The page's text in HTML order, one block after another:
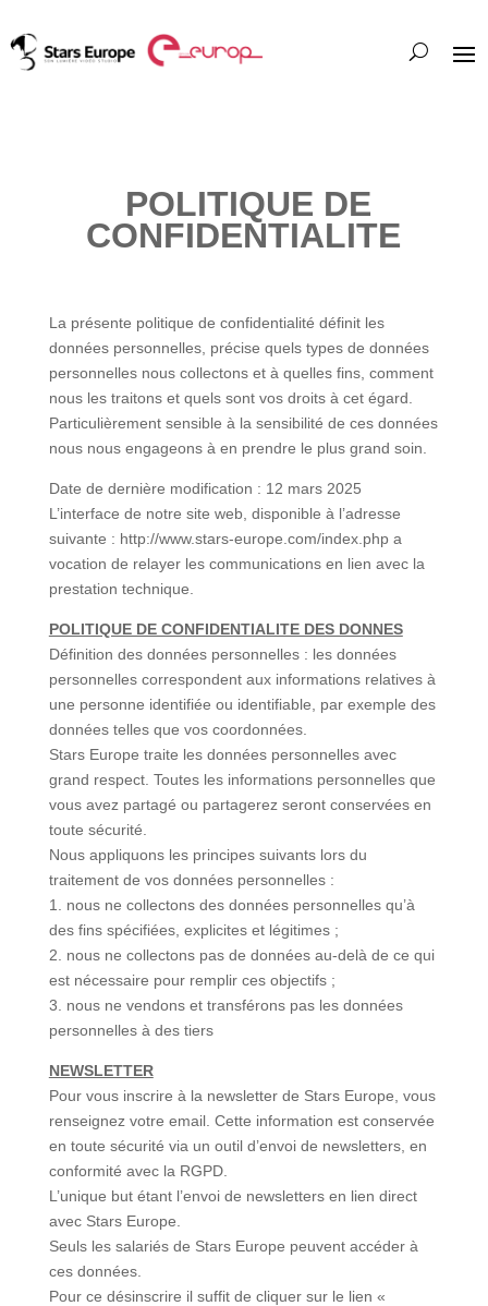
POLITIQUE DE
CONFIDENTIALITE
La présente politique de confidentialité définit les
données personnelles, précise quels types de données
personnelles nous collectons et à quelles fins, comment
nous les traitons et quels sont vos droits à cet égard.
Particulièrement sensible à la sensibilité de ces données
nous nous engageons à en prendre le plus grand soin.
Date de dernière modification : 12 mars 2025
L’interface de notre site web, disponible à l’adresse
suivante : http://www.stars-europe.com/index.php a
vocation de relayer les communications en lien avec la
prestation technique.
POLITIQUE DE CONFIDENTIALITE DES DONNES
Définition des données personnelles : les données
personnelles correspondent aux informations relatives à
une personne identifiée ou identifiable, par exemple des
données telles que vos coordonnées.
Stars Europe traite les données personnelles avec
grand respect. Toutes les informations personnelles que
vous avez partagé ou partagerez seront conservées en
toute sécurité.
Nous appliquons les principes suivants lors du
traitement de vos données personnelles :
1. nous ne collectons des données personnelles qu’à
des fins spécifiées, explicites et légitimes ;
2. nous ne collectons pas de données au-delà de ce qui
est nécessaire pour remplir ces objectifs ;
3. nous ne vendons et transférons pas les données
personnelles à des tiers
NEWSLETTER
Pour vous inscrire à la newsletter de Stars Europe, vous
renseignez votre email. Cette information est conservée
en toute sécurité via un outil d’envoi de newsletters, en
conformité avec la RGPD.
L’unique but étant l’envoi de newsletters en lien direct
avec Stars Europe.
Seuls les salariés de Stars Europe peuvent accéder à
ces données.
Pour ce désinscrire il suffit de cliquer sur le lien «